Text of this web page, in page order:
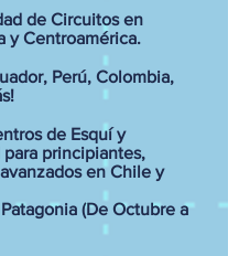
de Circuitos en
y Centroamérica.
Perú, Colombia,
de Esquí y
principiantes,
en Chile y
(De Octubre a